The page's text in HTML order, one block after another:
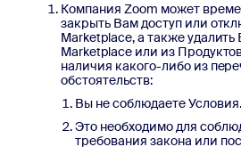
Компания Zoom может
закрыть Вам доступ или
Marketplace, а также
Marketplace или из
наличия какого-либо из
обстоятельств:
Вы не соблюдаете Условия.
Это необходимо для
требования закона или